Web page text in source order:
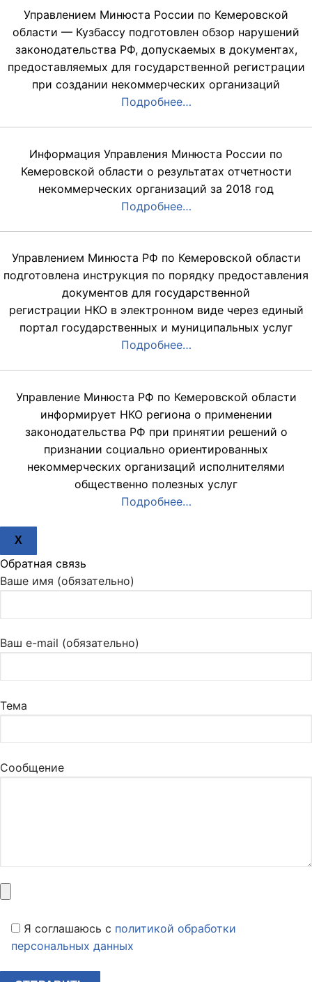
Управлением Минюста России по Кемеровской
области — Кузбассу подготовлен обзор нарушений
законодательства РФ, допускаемых в документах,
предоставляемых для государственной регистрации
при создании некоммерческих организаций
Подробнее…
Информация Управления Минюста России по
Кемеровской области о результатах отчетности
некоммерческих организаций за 2018 год
Подробнее…
Управлением Минюста РФ по Кемеровской области
подготовлена инструкция по порядку предоставления
документов для государственной
регистрации НКО в электронном виде через единый
портал государственных и муниципальных услуг
Подробнее…
Управление Минюста РФ по Кемеровской области
информирует НКО региона о применении
законодательства РФ при принятии решений о
признании социально ориентированных
некоммерческих организаций исполнителями
общественно полезных услуг
Подробнее…
X
Обратная связь
Ваше имя (обязательно)
Ваш e-mail (обязательно)
Тема
Сообщение
Я соглашаюсь c политикой обработки
персональных данных